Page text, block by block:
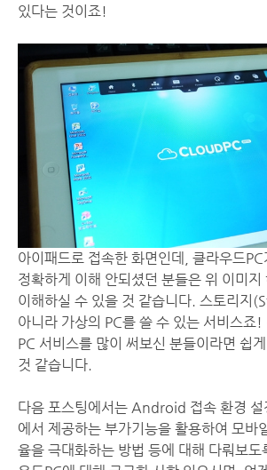
있다는 것이죠!
아이패드로 접속한 화면인데, 클라우드PC
정확하게 이해 안되셨던 분들은 위 이미지
이해하실 수 있을 것 같습니다. 스토리지
아니라 가상의 PC를 쓸 수 있는 서비스
PC 서비스를 많이 써보신 분들이라면 쉽
것 같습니다.
다음 포스팅에서는 Android 접속 환경 설
에서 제공하는 부가기능을 활용하여 모바
율을 극대화하는 방법 등에 대해 다뤄보